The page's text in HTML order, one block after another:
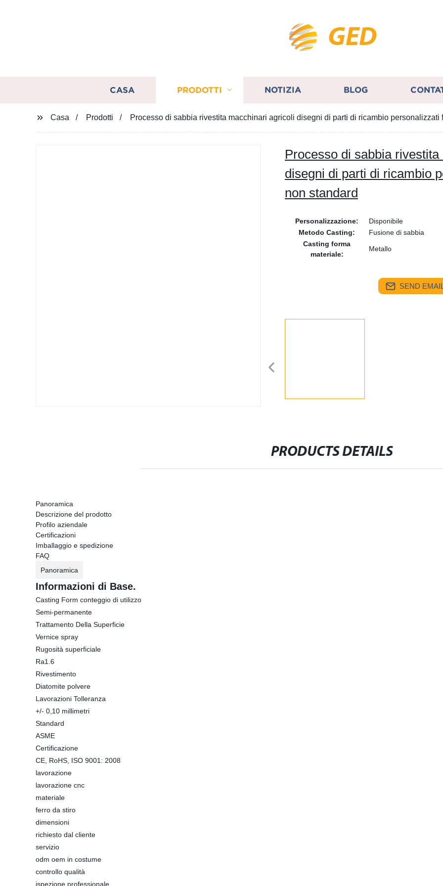
GED
CASA PRODOTTI NOTIZIA BLOG
Casa Prodotti Processo di sabbia rivestita macchinari agricoli disegni di parti di ricambio personalizzati
Processo di sabbia
disegni di parti di ricambio
non standard
Personalizzazione:
Disponibile
Metodo Casting:
Fusione di sabbia
Casting forma
materiale:
Metallo
SEND
PRODUCTS DETAILS
Panoramica
Descrizione del prodotto
Profilo aziendale
Certificazioni
Imballaggio e spedizione
FAQ
Panoramica
Informazioni di Base.
Casting Form conteggio di utilizzo
Semi-permanente
Trattamento Della Superficie
Vernice spray
Rugosità superficiale
Ra1.6
Rivestimento
Diatomite polvere
Lavorazioni Tolleranza
+/- 0,10 millimetri
Standard
ASME
Certificazione
CE, RoHS, ISO 9001: 2008
lavorazione
lavorazione cnc
materiale
ferro da stiro
dimensioni
richiesto dal cliente
servizio
odm oem in costume
controllo qualità
ispezione professionale